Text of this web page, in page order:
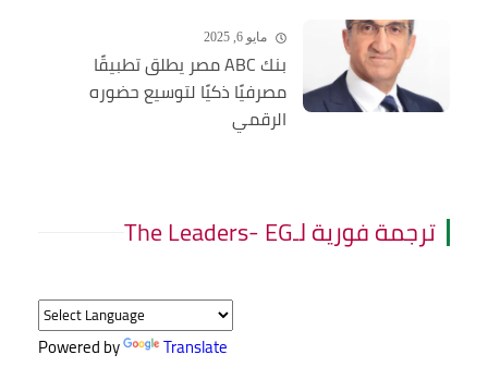
مايو 6, 2025
بنك ABC مصر يطلق تطبيقًا
مصرفيًا ذكيًا لتوسيع حضوره
الرقمي
ترجمة فورية لـThe Leaders- EG
Powered by Translate